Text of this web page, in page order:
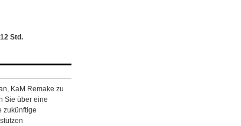
12Std.
KaM Remake zu
Sie über eine
zukünftige